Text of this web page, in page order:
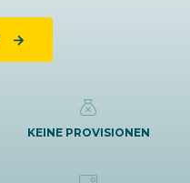
KEINE PROVISIONEN